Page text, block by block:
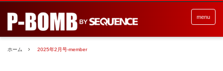
menu
ホーム 2025年2月号-member